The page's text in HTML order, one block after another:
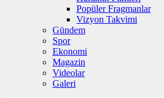
Popüler Fragmanlar
Vizyon Takvimi
Gündem
Spor
Ekonomi
Magazin
Videolar
Galeri